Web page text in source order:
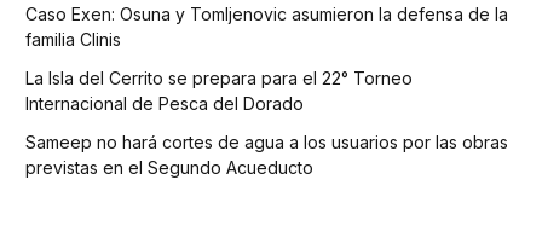
Caso Exen: Osuna y Tomljenovic asumieron la defensa de la
familia Clinis
La Isla del Cerrito se prepara para el 22° Torneo
Internacional de Pesca del Dorado
Sameep no hará cortes de agua a los usuarios por las obras
previstas en el Segundo Acueducto